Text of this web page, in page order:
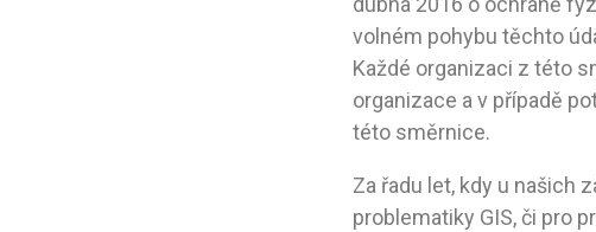
volném pohybu těchto
Každé organizaci z této
organizace a v případě
této směrnice.
Za řadu let, kdy u našich
problematiky GIS, či pro